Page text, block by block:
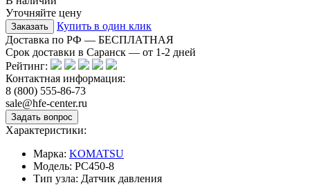
Уточняйте цену
Купить в один клик
Доставка по РФ — БЕСПЛАТНАЯ
Срок доставки в Саранск — от 1-2 дней
Рейтинг:
Контактная информация:
8 (800) 555-86-73
sale@hfe-center.ru
Характеристики:
Марка: KOMATSU
Модель: PC450-8
Тип узла: Датчик давления